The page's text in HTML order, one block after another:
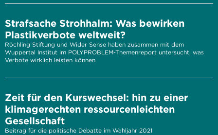
Strafsache Strohhalm: Was bewirken
Plastikverbote weltweit?
Röchling Stiftung und Wider Sense haben zusammen mit dem
Wuppertal Institut im POLYPROBLEM-Themenreport untersucht, was
Verbote wirklich leisten können
Zeit für den Kurswechsel: hin zu einer
klimagerechten ressourcenleichten
Gesellschaft
Beitrag für die politische Debatte im Wahljahr 2021